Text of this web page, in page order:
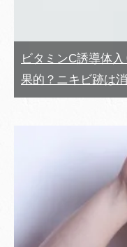
ビタミンC誘導体
果的？ニキビ跡は